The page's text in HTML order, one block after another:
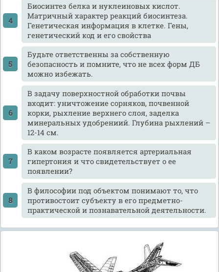
Биосинтез белка и нуклеиновых кислот.
Матричный характер реакций биосинтеза.
Генетическая информация в клетке. Гены,
генетический код и его свойства
Будьте ответственны за собственную
безопасность и помните, что не всех форм ДБ
можно избежать.
В задачу поверхностной обработки почвы
входит: уничтожение сорняков, почвенной
корки, рыхление верхнего слоя, заделка
минеральных удобрениий. Глубина рыхлений –
12-14 см.
В каком возрасте появляется артериальная
гипертония и что свидетельствует о ее
появлении?
В философии под объектом понимают то, что
противостоит субъекту в его предметно-
практической и познавательной деятельности.